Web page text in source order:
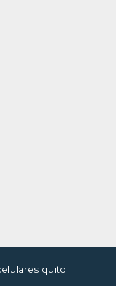
quito